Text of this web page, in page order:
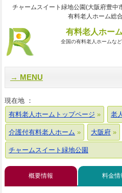
チャームスイート緑地公園(大阪府豊中
有料老人ホーム総
有料老人ホー
全国の有料老人ホームな
MENU
現在地 ：
有料老人ホームトップページ
老
介護付有料老人ホーム 大阪府
チャームスイート緑地公園
概要情報 料金情